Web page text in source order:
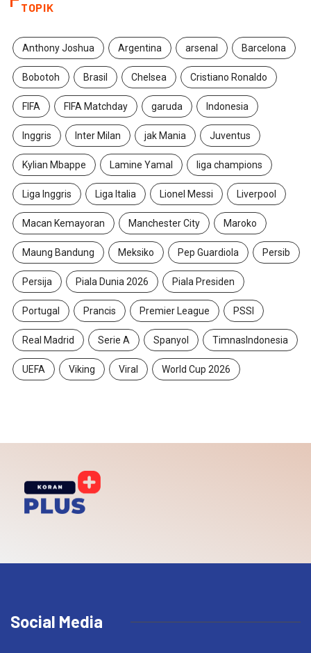
TOPIK
Anthony Joshua Argentina arsenal Barcelona
Bobotoh Brasil Chelsea Cristiano Ronaldo
FIFA FIFA Matchday garuda Indonesia
Inggris Inter Milan jak Mania Juventus
Kylian Mbappe Lamine Yamal liga champions
Liga Inggris Liga Italia Lionel Messi Liverpool
Macan Kemayoran Manchester City Maroko
Maung Bandung Meksiko Pep Guardiola Persib
Persija Piala Dunia 2026 Piala Presiden
Portugal Prancis Premier League PSSI
Real Madrid Serie A Spanyol TimnasIndonesia
UEFA Viking Viral World Cup 2026
Social Media